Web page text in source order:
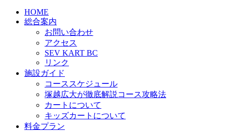
HOME
総合案内
お問い合わせ
アクセス
SEV KART BC
リンク
施設ガイド
コーススケジュール
塚越広大が徹底解説コース攻略法
カートについて
キッズカートについて
料金プラン